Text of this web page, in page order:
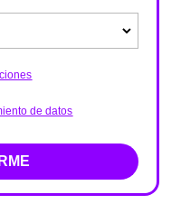
de datos